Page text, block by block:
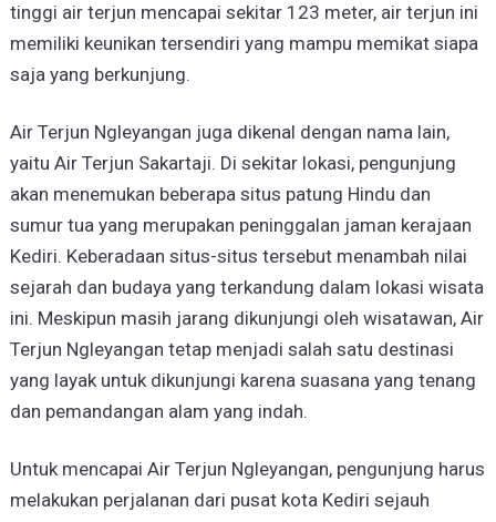
tinggi air terjun mencapai sekitar 123 meter, air terjun ini
memiliki keunikan tersendiri yang mampu memikat siapa
saja yang berkunjung.
Air Terjun Ngleyangan juga dikenal dengan nama lain,
yaitu Air Terjun Sakartaji. Di sekitar lokasi, pengunjung
akan menemukan beberapa situs patung Hindu dan
sumur tua yang merupakan peninggalan jaman kerajaan
Kediri. Keberadaan situs-situs tersebut menambah nilai
sejarah dan budaya yang terkandung dalam lokasi wisata
ini. Meskipun masih jarang dikunjungi oleh wisatawan, Air
Terjun Ngleyangan tetap menjadi salah satu destinasi
yang layak untuk dikunjungi karena suasana yang tenang
dan pemandangan alam yang indah.
Untuk mencapai Air Terjun Ngleyangan, pengunjung harus
melakukan perjalanan dari pusat kota Kediri sejauh